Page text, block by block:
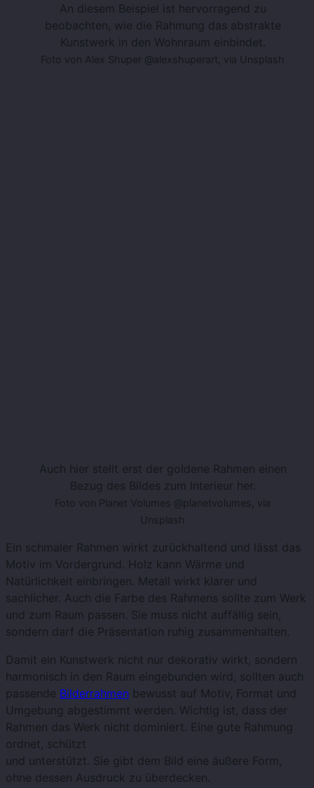
An diesem Beispiel ist hervorragend zu
beobachten, wie die Rahmung das abstrakte
Kunstwerk in den Wohnraum einbindet.
Foto von Alex Shuper @alexshuperart, via Unsplash
Auch hier stellt erst der goldene Rahmen einen
Bezug des Bildes zum Interieur her.
Foto von Planet Volumes @planetvolumes, via
Unsplash
Ein schmaler Rahmen wirkt zurückhaltend und lässt das
Motiv im Vordergrund. Holz kann Wärme und
Natürlichkeit einbringen. Metall wirkt klarer und
sachlicher. Auch die Farbe des Rahmens sollte zum Werk
und zum Raum passen. Sie muss nicht auffällig sein,
sondern darf die Präsentation ruhig zusammenhalten.
Damit ein Kunstwerk nicht nur dekorativ wirkt, sondern
harmonisch in den Raum eingebunden wird, sollten auch
passende Bilderrahmen bewusst auf Motiv, Format und
Umgebung abgestimmt werden. Wichtig ist, dass der
Rahmen das Werk nicht dominiert. Eine gute Rahmung
ordnet, schützt
und unterstützt. Sie gibt dem Bild eine äußere Form,
ohne dessen Ausdruck zu überdecken.